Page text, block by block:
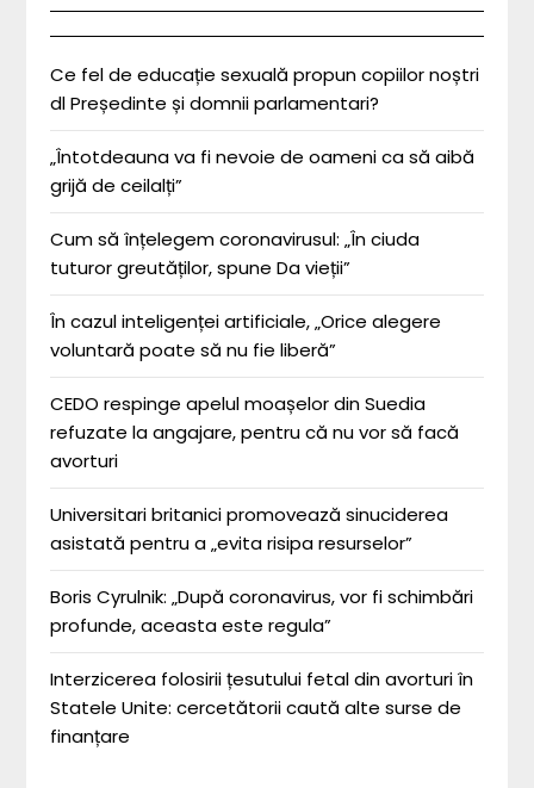
Ce fel de educație sexuală propun copiilor noștri
dl Președinte și domnii parlamentari?
„Întotdeauna va fi nevoie de oameni ca să aibă
grijă de ceilalți”
Cum să înțelegem coronavirusul: „În ciuda
tuturor greutăților, spune Da vieții”
În cazul inteligenței artificiale, „Orice alegere
voluntară poate să nu fie liberă”
CEDO respinge apelul moașelor din Suedia
refuzate la angajare, pentru că nu vor să facă
avorturi
Universitari britanici promovează sinuciderea
asistată pentru a „evita risipa resurselor”
Boris Cyrulnik: „După coronavirus, vor fi schimbări
profunde, aceasta este regula”
Interzicerea folosirii țesutului fetal din avorturi în
Statele Unite: cercetătorii caută alte surse de
finanțare